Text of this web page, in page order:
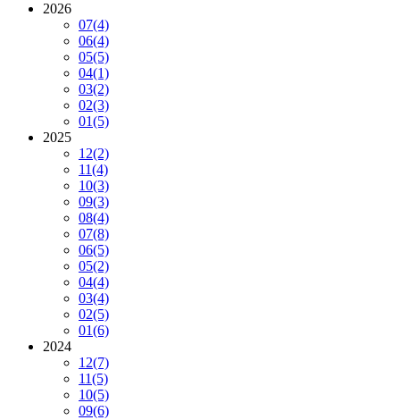
2026
07(4)
06(4)
05(5)
04(1)
03(2)
02(3)
01(5)
2025
12(2)
11(4)
10(3)
09(3)
08(4)
07(8)
06(5)
05(2)
04(4)
03(4)
02(5)
01(6)
2024
12(7)
11(5)
10(5)
09(6)